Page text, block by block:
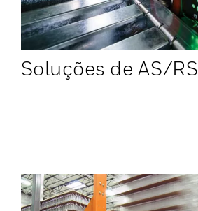
Soluções de AS/RS